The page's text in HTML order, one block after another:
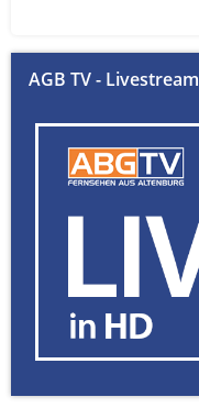
AGB TV - Livestream